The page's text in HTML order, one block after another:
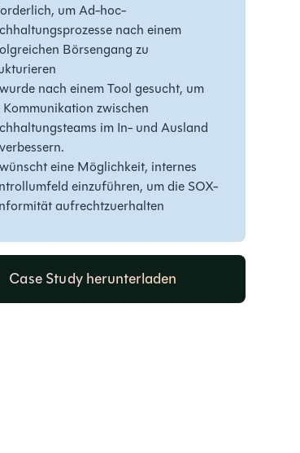
um Ad-hoc-
nach einem
Börsengang zu
nach einem Tool gesucht, um
Kommunikation zwischen
im In- und Ausland
eine Möglichkeit, internes
einzuführen, um die SOX-
aufrechtzuerhalten
Case Study herunterladen